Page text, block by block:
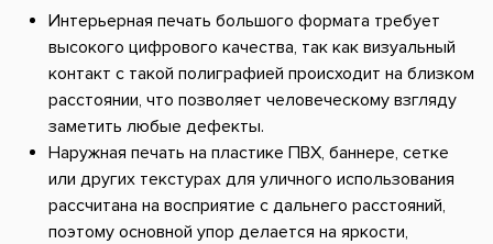
Интерьерная печать большого формата требует
высокого цифрового качества, так как визуальный
контакт с такой полиграфией происходит на близком
расстоянии, что позволяет человеческому взгляду
заметить любые дефекты.
Наружная печать на пластике ПВХ, баннере, сетке
или других текстурах для уличного использования
рассчитана на восприятие с дальнего расстояний,
поэтому основной упор делается на яркости,